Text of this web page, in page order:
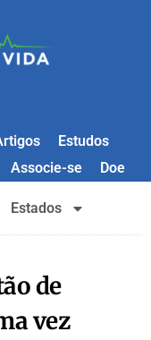
Estudos
Associe-se Doe
Estados
de
vez